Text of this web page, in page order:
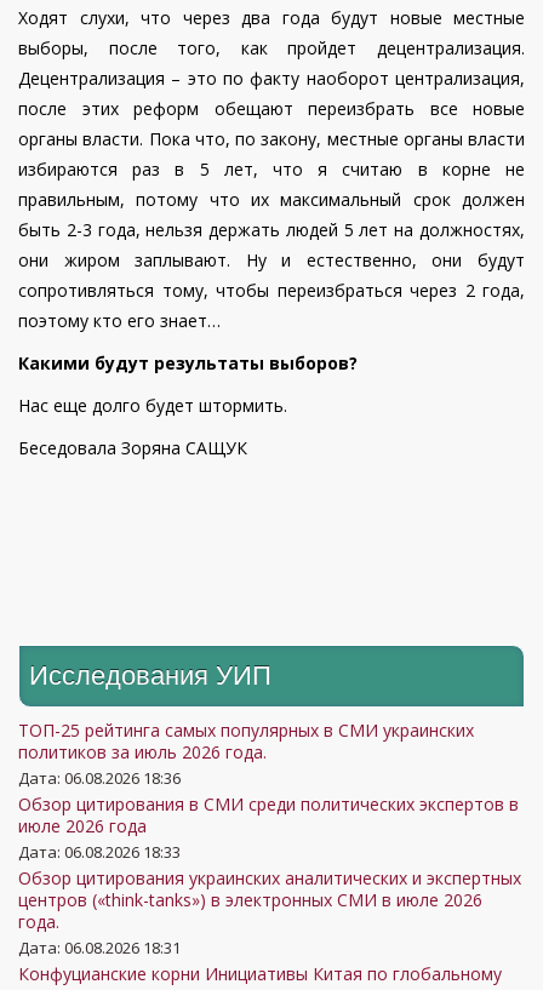
Ходят слухи, что через два года будут новые местные
выборы, после того, как пройдет децентрализация.
Децентрализация – это по факту наоборот централизация,
после этих реформ обещают переизбрать все новые
органы власти. Пока что, по закону, местные органы власти
избираются раз в 5 лет, что я считаю в корне не
правильным, потому что их максимальный срок должен
быть 2-3 года, нельзя держать людей 5 лет на должностях,
они жиром заплывают. Ну и естественно, они будут
сопротивляться тому, чтобы переизбраться через 2 года,
поэтому кто его знает…
Какими будут результаты выборов?
Нас еще долго будет штормить.
Беседовала Зоряна САЩУК
Исследования УИП
ТОП-25 рейтинга самых популярных в СМИ украинских
политиков за июль 2026 года.
Дата: 06.08.2026 18:36
Обзор цитирования в СМИ среди политических экспертов в
июле 2026 года
Дата: 06.08.2026 18:33
Обзор цитирования украинских аналитических и экспертных
центров («think-tanks») в электронных СМИ в июле 2026
года.
Дата: 06.08.2026 18:31
Конфуцианские корни Инициативы Китая по глобальному